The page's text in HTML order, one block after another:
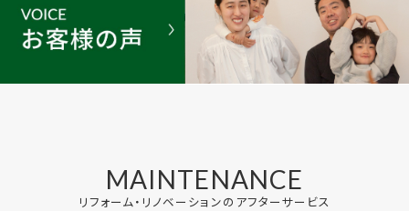
MAINTENANCE
リフォーム・リノベーションのアフターサービス